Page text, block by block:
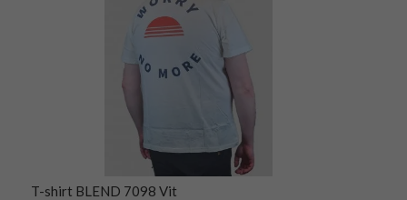
T-shirt BLEND 7098 Vit